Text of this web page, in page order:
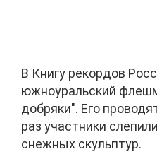
В Книгу рекордов
южноуральский
добряки". Его
раз участники
снежных скульптур.